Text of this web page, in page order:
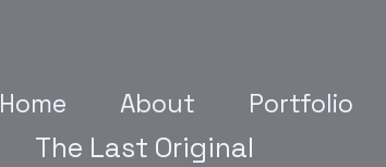
The Last Original
Home About Portfolio